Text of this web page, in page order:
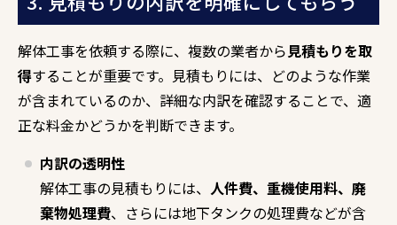
解体工事を依頼する際に、複数の業者から見積もりを取
得することが重要です。見積もりには、どのような作業
が含まれているのか、詳細な内訳を確認することで、適
正な料金かどうかを判断できます。
内訳の透明性
解体工事の見積もりには、 人件費、重機使用料、廃
棄物処理費、さらには地下タンクの処理費などが含